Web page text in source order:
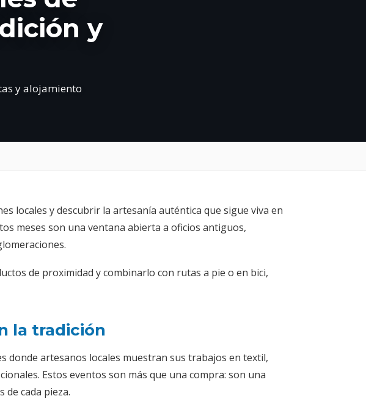
y
y alojamiento
locales y descubrir la artesanía auténtica que sigue viva en
meses son una ventana abierta a oficios antiguos,
de proximidad y combinarlo con rutas a pie o en bici,
la tradición
donde artesanos locales muestran sus trabajos en textil,
Estos eventos son más que una compra: son una
cada pieza.